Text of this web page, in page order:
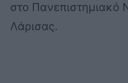
στο Πανεπιστημιακό
Λάρισας.